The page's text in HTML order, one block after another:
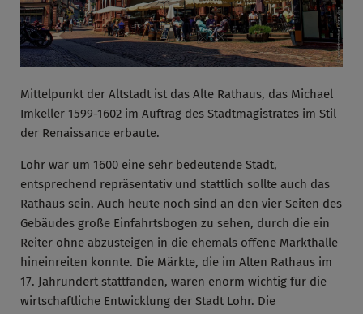
Mittelpunkt der Altstadt ist das Alte Rathaus, das Michael
Imkeller 1599-1602 im Auftrag des Stadtmagistrates im Stil
der Renaissance erbaute.
Lohr war um 1600 eine sehr bedeutende Stadt,
entsprechend repräsentativ und stattlich sollte auch das
Rathaus sein. Auch heute noch sind an den vier Seiten des
Gebäudes große Einfahrtsbogen zu sehen, durch die ein
Reiter ohne abzusteigen in die ehemals offene Markthalle
hineinreiten konnte. Die Märkte, die im Alten Rathaus im
17. Jahrundert stattfanden, waren enorm wichtig für die
wirtschaftliche Entwicklung der Stadt Lohr. Die